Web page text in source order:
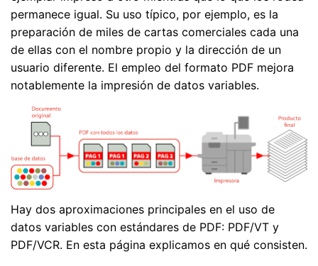
permanece igual. Su uso típico, por ejemplo, es la
preparación de miles de cartas comerciales cada una
de ellas con el nombre propio y la dirección de un
usuario diferente. El empleo del formato PDF mejora
notablemente la impresión de datos variables.
Hay dos aproximaciones principales en el uso de
datos variables con estándares de PDF: PDF/VT y
PDF/VCR. En esta página explicamos en qué consisten.